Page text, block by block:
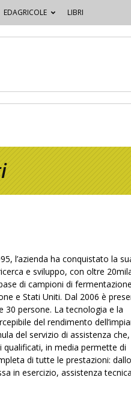
EDAGRICOLE LIBRI
l’azienda ha conquistato la
e sviluppo, con oltre
di campioni di fermentazione
e Stati Uniti. Dal 2006 è
30 persone. La tecnologia e la
del rendimento
del servizio di assistenza che,
in media permette di
di tutte le prestazioni:
in esercizio, assistenza